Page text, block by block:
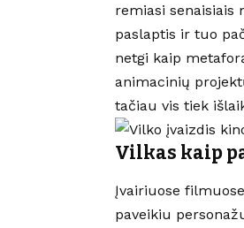
remiasi senaisiais
paslaptis ir tuo
netgi kaip
animacinių
tačiau vis tiek
Vilkas kaip
Įvairiuose
paveikiu